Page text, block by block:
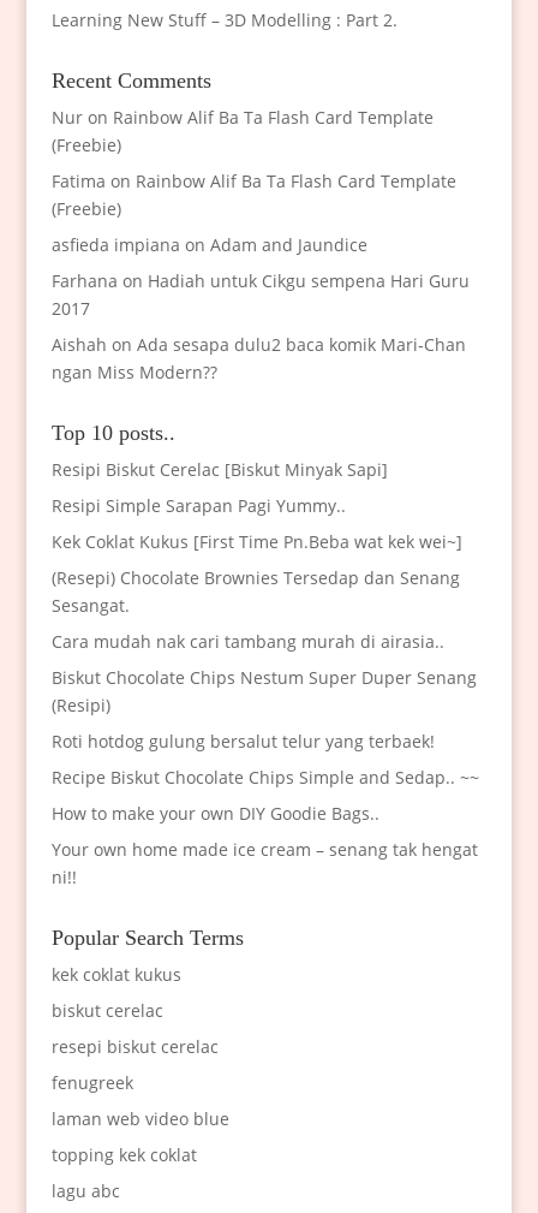
Learning New Stuff – 3D Modelling : Part 2.
Recent Comments
Nuron Rainbow Alif Ba Ta Flash Card Template
(Freebie)
Fatima on Rainbow Alif Ba Ta Flash Card Template
(Freebie)
asfieda impiana on Adam and Jaundice
Farhana on Hadiah untuk Cikgu sempena Hari Guru
2017
Aishah on Ada sesapa dulu2 baca komik Mari-Chan
ngan Miss Modern??
Top 10 posts..
Resipi Biskut Cerelac [Biskut Minyak Sapi]
Resipi Simple Sarapan Pagi Yummy..
Kek Coklat Kukus [First Time Pn.Beba wat kek wei~]
(Resepi) Chocolate Brownies Tersedap dan Senang
Sesangat.
Cara mudah nak cari tambang murah di airasia..
Biskut Chocolate Chips Nestum Super Duper Senang
(Resipi)
Roti hotdog gulung bersalut telur yang terbaek!
Recipe Biskut Chocolate Chips Simple and Sedap.. ~~
How to make your own DIY Goodie Bags..
Your own home made ice cream – senang tak hengat
ni!!
Popular Search Terms
kek coklat kukus
biskut cerelac
resepi biskut cerelac
fenugreek
laman web video blue
topping kek coklat
lagu abc